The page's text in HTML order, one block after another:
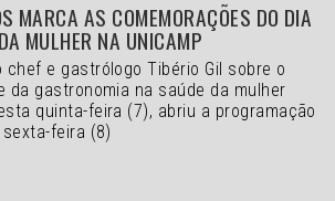
MARCA AS COMEMORAÇÕES DO DIA
MULHER NA UNICAMP
chef e gastrólogo Tibério Gil sobre o
da gastronomia na saúde da mulher
quinta-feira (7), abriu a programação
feira (8)